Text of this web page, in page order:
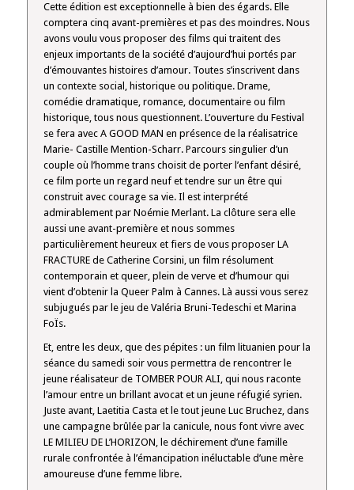
Cette édition est exceptionnelle à bien des égards. Elle
comptera cinq avant-premières et pas des moindres. Nous
avons voulu vous proposer des films qui traitent des
enjeux importants de la société d’aujourd’hui portés par
d’émouvantes histoires d’amour. Toutes s’inscrivent dans
un contexte social, historique ou politique. Drame,
comédie dramatique, romance, documentaire ou film
historique, tous nous questionnent. L’ouverture du Festival
se fera avec A GOOD MAN en présence de la réalisatrice
Marie- Castille Mention-Scharr. Parcours singulier d’un
couple où l’homme trans choisit de porter l’enfant désiré,
ce film porte un regard neuf et tendre sur un être qui
construit avec courage sa vie. Il est interprété
admirablement par Noémie Merlant. La clôture sera elle
aussi une avant-première et nous sommes
particulièrement heureux et fiers de vous proposer LA
FRACTURE de Catherine Corsini, un film résolument
contemporain et queer, plein de verve et d’humour qui
vient d’obtenir la Queer Palm à Cannes. Là aussi vous serez
subjugués par le jeu de Valéria Bruni-Tedeschi et Marina
FoÏs.
Et, entre les deux, que des pépites : un film lituanien pour la
séance du samedi soir vous permettra de rencontrer le
jeune réalisateur de TOMBER POUR ALI, qui nous raconte
l’amour entre un brillant avocat et un jeune réfugié syrien.
Juste avant, Laetitia Casta et le tout jeune Luc Bruchez, dans
une campagne brûlée par la canicule, nous font vivre avec
LE MILIEU DE L’HORIZON, le déchirement d’une famille
rurale confrontée à l’émancipation inéluctable d’une mère
amoureuse d’une femme libre.